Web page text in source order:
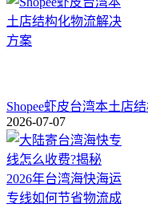
Shopee虾皮台湾本土店
2026-07-07